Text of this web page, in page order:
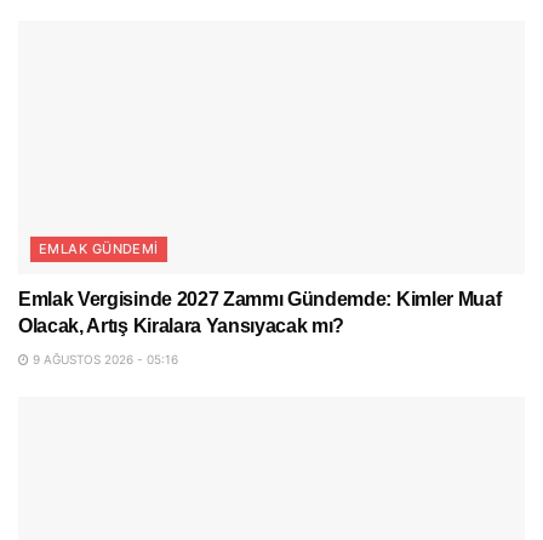
EMLAK GÜNDEMI
Emlak Vergisinde 2027 Zammı Gündemde: Kimler Muaf
Olacak, Artış Kiralara Yansıyacak mı?
9 AĞUSTOS 2026 - 05:16